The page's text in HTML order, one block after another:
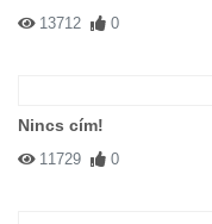
13712 0
Nincs cím!
11729 0